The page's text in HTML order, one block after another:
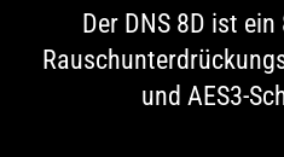
Der DNS 8D ist
und AES3-